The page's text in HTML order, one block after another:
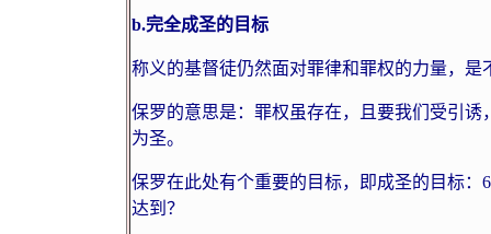
b.完全成圣的目标
称义的基督徒仍然面对罪律和罪权的力量，
保罗的意思是：罪权虽存在，且要我们受引
为圣。
保罗在此处有个重要的目标，即成圣的目标：
达到？